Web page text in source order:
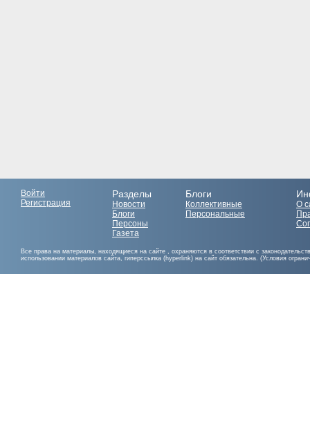
Войти
Регистрация
Разделы
Новости
Блоги
Персоны
Газета
Блоги
Коллективные
Персональные
О
Все права на материалы, находящиеся на сайте , охраняются в соответствии с
использовании материалов сайта, гиперссылка (hyperlink) на сайт обязательна. (Условия